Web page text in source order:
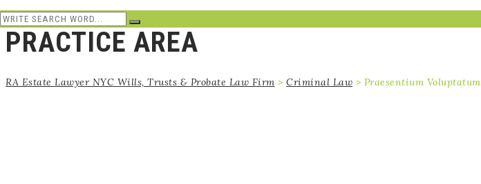
PRACTICE AREA
RA Estate Lawyer NYC Wills, Trusts & Probate Law Firm > Criminal Law > Praesentium Voluptatum